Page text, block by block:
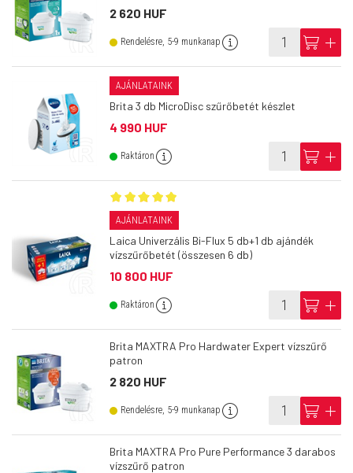
2 620 HUF
Rendelésre, 5-9 munkanap info cart add
AJÁNLATAINK
Brita 3 db MicroDisc szűrőbetét készlet
4 990 HUF
Raktáron info cart add
AJÁNLATAINK
Laica Univerzális Bi-Flux 5 db+1 db ajándék
vízszűrőbetét (összesen 6 db)
10 800 HUF
Raktáron info cart add
Brita MAXTRA Pro Hardwater Expert vízszűrő
patron
2 820 HUF
Rendelésre, 5-9 munkanap info cart add
Brita MAXTRA Pro Pure Performance 3 darabos
vízszűrő patron